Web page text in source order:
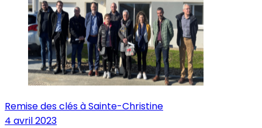
Remise des clés à Sainte-Christine
4 avril 2023